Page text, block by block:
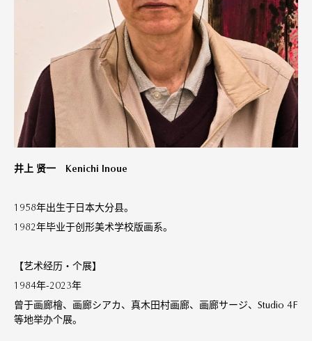
井上 贤一 Kenichi Inoue
1958年出生于日本大分县。
1982年毕业于创形美术学校版画系。
【艺术经历・个展】
1984年-2023年
曾于画廊檜、画廊シアカ、真木田村画廊、画廊サージ、Studio 4F
等地举办个展。